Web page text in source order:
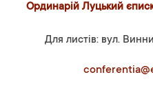
Ординарій Луцький
Для листів: вул.